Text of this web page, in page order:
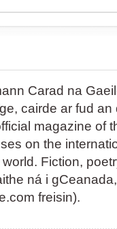
Carad na
cairde ar fud
magazine of
on the
Fiction,
ná i
freisin).